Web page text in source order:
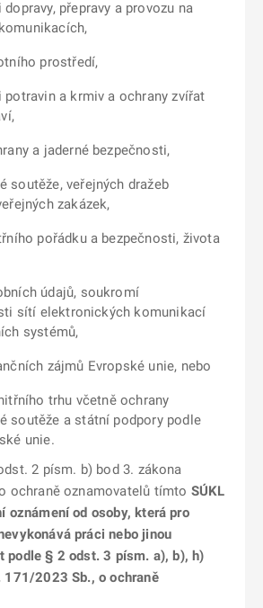
přepravy a provozu na
prostředí,
potravin a krmiv a ochrany zvířat
a jaderné bezpečnosti,
soutěže, veřejných dražeb
zakázek,
pořádku a bezpečnosti, života
údajů, soukromí
sítí elektronických komunikací
systémů,
zájmů Evropské unie, nebo
trhu včetně ochrany
soutěže a státní podpory podle
unie.
2 písm. b) bod 3. zákona
ochraně oznamovatelů tímto SÚKL
oznámení od osoby, která pro
práci nebo jinou
podle § 2 odst. 3 písm. a), b), h)
171/2023 Sb., o ochraně